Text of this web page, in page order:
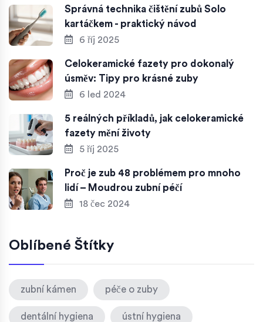
Správná technika čištění zubů Solo
kartáčkem - praktický návod
6 říj 2025
Celokeramické fazety pro dokonalý
úsměv: Tipy pro krásné zuby
6 led 2024
5 reálných příkladů, jak celokeramické
fazety mění životy
5 říj 2025
Proč je zub 48 problémem pro mnoho
lidí – Moudrou zubní péčí
18 čec 2024
Oblíbené Štítky
zubní kámen péče o zuby
dentální hygiena ústní hygiena